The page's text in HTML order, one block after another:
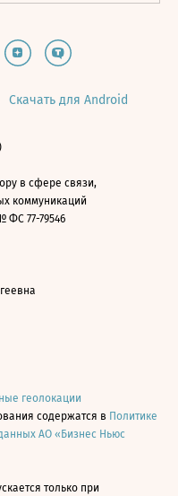
Скачать для Android
в сфере связи,
коммуникаций
ФС 77-79546
геолокации
содержатся в Политике
АО «Бизнес Ньюс
только при